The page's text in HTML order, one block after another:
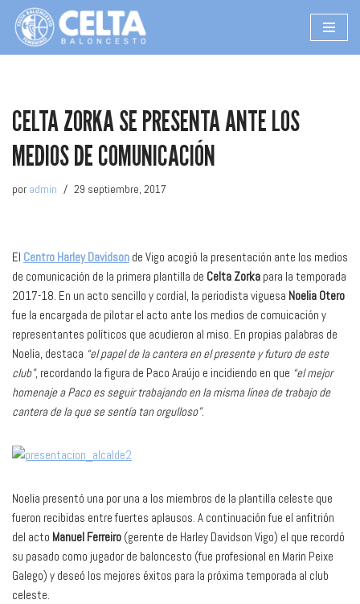
Saltar
CELTA ZORKA SE PRESENTA ANTE LOS
MEDIOS DE COMUNICACIÓN
por admin 29 septiembre, 2017
El Centro Harley Davidson de Vigo acogió la presentación ante los medios
de comunicación de la primera plantilla de Celta Zorka para la temporada
2017-18. En un acto sencillo y cordial, la periodista viguesa Noelia Otero
fue la encargada de pilotar el acto ante los medios de comuicación y
representantes políticos que acudieron al miso. En propias palabras de
Noelia, destaca “el papel de la cantera en el presente y futuro de este
club”, recordando la figura de Paco Araújo e incidiendo en que “el mejor
homenaje a Paco es seguir trabajando en la misma línea de trabajo de
cantera de la que se sentía tan orgulloso”.
Noelia presentó una por una a los miembros de la plantilla celeste que
fueron recibidas entre fuertes aplausos. A continuación fue el anfitrión
del acto Manuel Ferreiro (gerente de Harley Davidson Vigo) el que recordó
su pasado como jugador de baloncesto (fue profesional en Marin Peixe
Galego) y deseó los mejores éxitos para la próxima temporada al club
celeste.